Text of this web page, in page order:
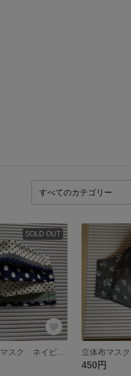
SOLD OUT
プリーツ 布マスク ネイビーリボンドット
450円